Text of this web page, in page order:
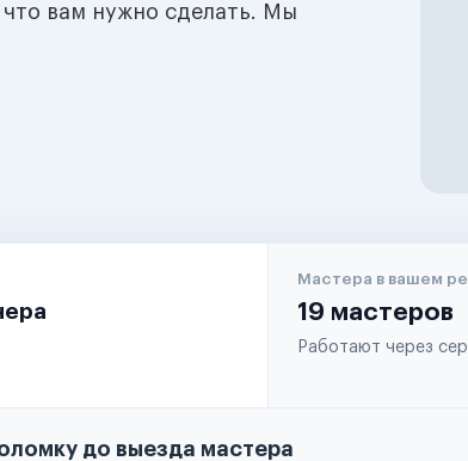
вам нужно сделать. Мы
Мастера в вашем
19 мастеров
Работают через
до выезда мастера